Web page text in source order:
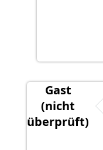
Gast
(nicht
überprüft)